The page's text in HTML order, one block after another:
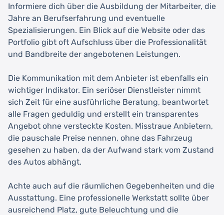
Informiere dich über die Ausbildung der Mitarbeiter, die
Jahre an Berufserfahrung und eventuelle
Spezialisierungen. Ein Blick auf die Website oder das
Portfolio gibt oft Aufschluss über die Professionalität
und Bandbreite der angebotenen Leistungen.
Die Kommunikation mit dem Anbieter ist ebenfalls ein
wichtiger Indikator. Ein seriöser Dienstleister nimmt
sich Zeit für eine ausführliche Beratung, beantwortet
alle Fragen geduldig und erstellt ein transparentes
Angebot ohne versteckte Kosten. Misstraue Anbietern,
die pauschale Preise nennen, ohne das Fahrzeug
gesehen zu haben, da der Aufwand stark vom Zustand
des Autos abhängt.
Achte auch auf die räumlichen Gegebenheiten und die
Ausstattung. Eine professionelle Werkstatt sollte über
ausreichend Platz, gute Beleuchtung und die